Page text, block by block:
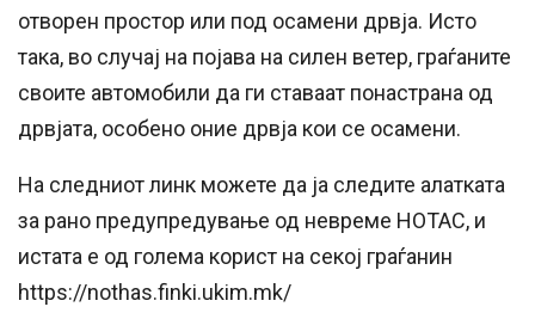
отворен простор или под осамени дрвја. Исто
така, во случај на појава на силен ветер, граѓаните
своите автомобили да ги ставаат понастрана од
дрвјата, особено оние дрвја кои се осамени.
На следниот линк можете да ја следите алатката
за рано предупредување од невреме НОТАС, и
истата е од голема корист на секој граѓанин
https://nothas.finki.ukim.mk/